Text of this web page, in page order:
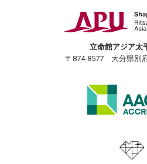
立命館アジア太
〒874-8577 大分県別